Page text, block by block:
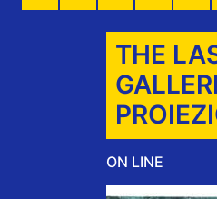
THE
ON LINE